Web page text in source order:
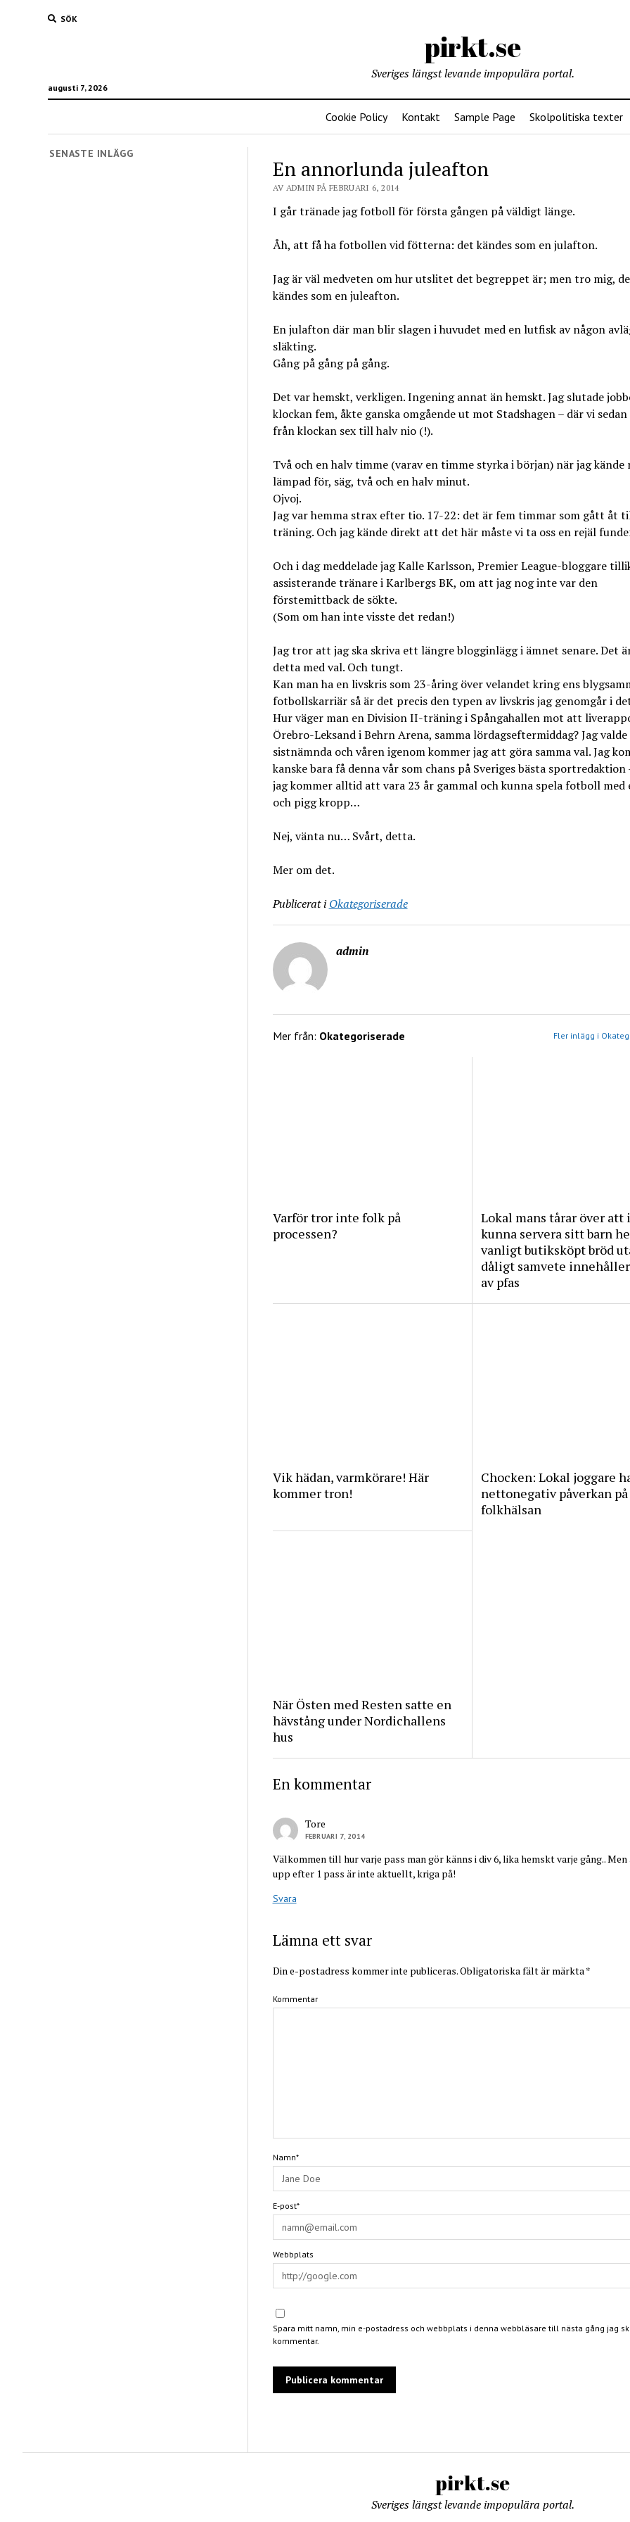
SÖK
pirkt.se
augusti 7, 2026
Sveriges längst levande impopulära portal.
Cookie Policy Kontakt Sample Page Skolpolitiska texter
SENASTE INLÄGG
En annorlunda juleafton
AV ADMIN PÅ FEBRUARI 6, 2014
I går tränade jag fotboll för första gången på väldigt länge.
Åh, att få ha fotbollen vid fötterna: det kändes som en julafton.
Jag är väl medveten om hur utslitet det begreppet är; men tro mig,
kändes som en juleafton.
En julafton där man blir slagen i huvudet med en lutfisk av någon
släkting.
Gång på gång på gång.
Det var hemskt, verkligen. Ingening annat än hemskt. Jag slutade
klockan fem, åkte ganska omgående ut mot Stadshagen – där vi
från klockan sex till halv nio (!).
Två och en halv timme (varav en timme styrka i början) när jag kände
lämpad för, säg, två och en halv minut.
Ojvoj.
Jag var hemma strax efter tio. 17-22: det är fem timmar som gått åt
träning. Och jag kände direkt att det här måste vi ta oss en rejäl
Och i dag meddelade jag Kalle Karlsson, Premier League-bloggare
assisterande tränare i Karlbergs BK, om att jag nog inte var den
förstemittback de sökte.
(Som om han inte visste det redan!)
Jag tror att jag ska skriva ett längre blogginlägg i ämnet senare. Det
detta med val. Och tungt.
Kan man ha en livskris som 23-åring över velandet kring ens
fotbollskarriär så är det precis den typen av livskris jag genomgår i
Hur väger man en Division II-träning i Spångahallen mot att
Örebro-Leksand i Behrn Arena, samma lördagseftermiddag? Jag
sistnämnda och våren igenom kommer jag att göra samma val. Jag
kanske bara få denna vår som chans på Sveriges bästa sportredaktion
jag kommer alltid att vara 23 år gammal och kunna spela fotboll med
och pigg kropp…
Nej, vänta nu… Svårt, detta.
Mer om det.
Publicerat i Okategoriserade
admin
Mer från: Okategoriserade Fler inlägg i
Varför tror inte folk på
processen?
Lokal mans tårar över att
kunna servera sitt barn
vanligt butiksköpt bröd
dåligt samvete
av pfas
Vik hädan, varmkörare! Här
kommer tron!
Chocken: Lokal joggare
nettonegativ påverkan på
folkhälsan
När Östen med Resten satte en
hävstång under Nordichallens
hus
En kommentar
Tore
FEBRUARI 7, 2014
Välkommen till hur varje pass man gör känns i div 6, lika hemskt varje gång.. Men
upp efter 1 pass är inte aktuellt, kriga på!
Svara
Lämna ett svar
Din e-postadress kommer inte publiceras.Obligatoriska fält är märkta*
Kommentar
Namn*
E-post*
Webbplats
Spara mitt namn, min e-postadress och webbplats i denna webbläsare till nästa gång jag
kommentar.
pirkt.se
Sveriges längst levande impopulära portal.